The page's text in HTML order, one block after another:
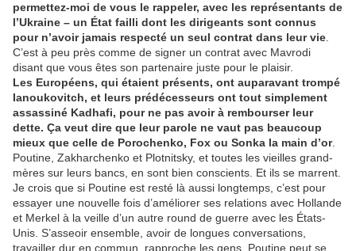
permettez-moi de vous le rappeler, avec les représentants de
l’Ukraine – un État failli dont les dirigeants sont connus
pour n’avoir jamais respecté un seul contrat dans leur vie
C’est à peu près comme de signer un contrat avec Mavrodi
disant que vous êtes son partenaire juste pour le plaisir.
Les Européens, qui étaient présents, ont auparavant trompé
Ianoukovitch, et leurs prédécesseurs ont tout simplement
assassiné Kadhafi, pour ne pas avoir à rembourser leur
dette. Ça veut dire que leur parole ne vaut pas beaucoup
mieux que celle de Porochenko, Fox ou Sonka la main d’or.
Poutine, Zakharchenko et Plotnitsky, et toutes les vieilles grand-
mères sur leurs bancs, en sont bien conscients. Et ils se marrent.
Je crois que si Poutine est resté là aussi longtemps, c’est pour
essayer une nouvelle fois d’améliorer ses relations avec Hollande
et Merkel à la veille d’un autre round de guerre avec les États-
Unis. S’asseoir ensemble, avoir de longues conversations,
travailler dur en commun, rapproche les gens. Poutine peut se